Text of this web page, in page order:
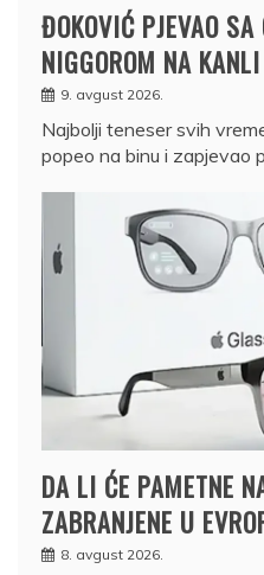
ĐOKOVIĆ PJEVAO SA
NIGGOROM NA
9. avgust 2026.
Najbolji teneser svih
popeo na binu i zapjevao
DA LI ĆE PAMETNE
ZABRANJENE U
8. avgust 2026.